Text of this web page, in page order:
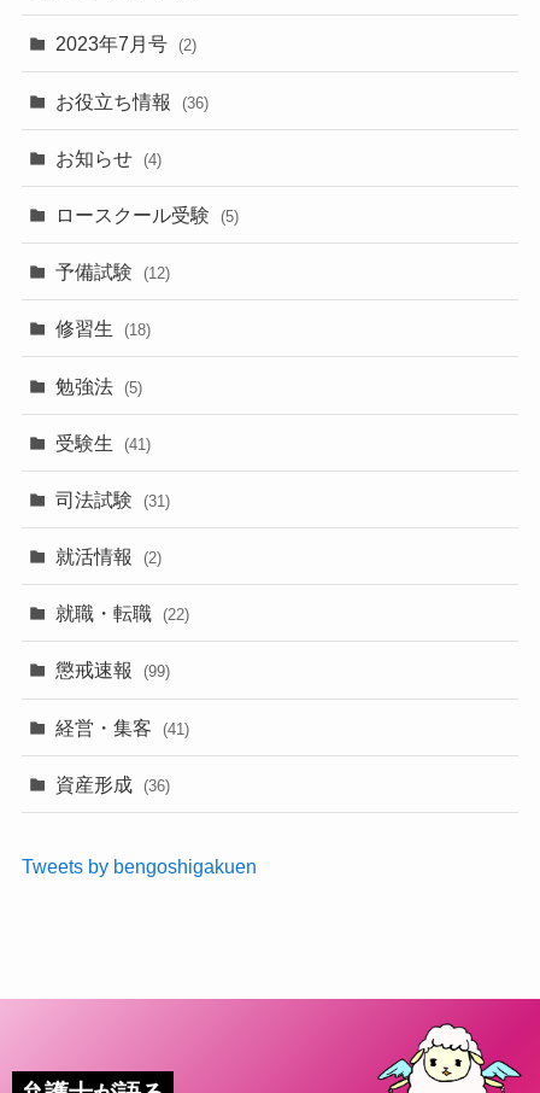
2023年7月号 (2)
お役立ち情報 (36)
お知らせ (4)
ロースクール受験 (5)
予備試験 (12)
修習生 (18)
勉強法 (5)
受験生 (41)
司法試験 (31)
就活情報 (2)
就職・転職 (22)
懲戒速報 (99)
経営・集客 (41)
資産形成 (36)
Tweets by bengoshigakuen